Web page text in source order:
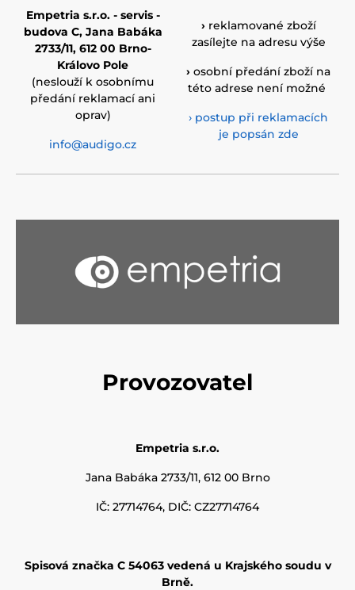
Empetria s.r.o. - servis -
budova C, Jana Babáka
2733/11, 612 00 Brno-
Královo Pole
(neslouží k osobnímu
předání reklamací ani
oprav)
info@audigo.cz
›reklamované zboží
zasílejte na adresu výše
› osobní předání zboží na
této adrese není možné
› postup při reklamacích
je popsán zde
Provozovatel
Empetria s.r.o.
Jana Babáka 2733/11, 612 00 Brno
IČ: 27714764, DIČ: CZ27714764
Spisová značka C 54063 vedená u Krajského soudu v
Brně.